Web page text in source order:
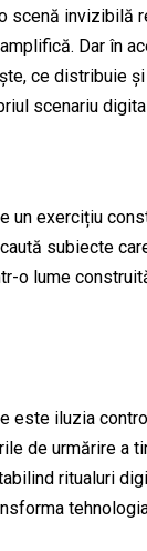
scenă invizibilă
Dar în
ce distribuie
scenariu
un exercițiu
subiecte
o lume
este iluzia
de urmărire a
ritualuri